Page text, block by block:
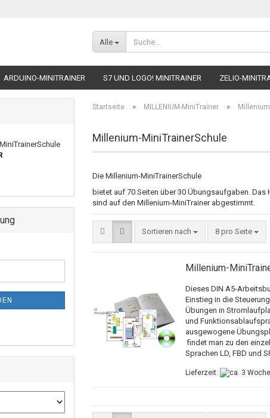
Alle
ARDUINO-MINITRAINER S7 UND LOGO! MINITRAINER ZELIO-
ZUBEHÖR FÜR ALLE MINITRAINER FISCHERTECHNIK-
Startseite » MILLENIUM-MiniTrainer »
Millenium-MiniTrainerSchule
Die Millenium-MiniTrainerSchule
bietet auf 70 Seiten über 30 Übungsaufgaben.
sind auf den Millenium-MiniTrainer abgestimmt.
Sortieren nach 8 pro Seite
Millenium-
Dieses DIN A5-
Einstieg in die
Übungen in
und
ausgewogene
findet man zu den
Sprachen LD, FBD und
Lieferzeit: